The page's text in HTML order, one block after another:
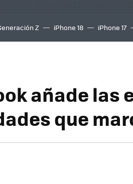
Z iPhone 18 iPhone 17
añade las
que